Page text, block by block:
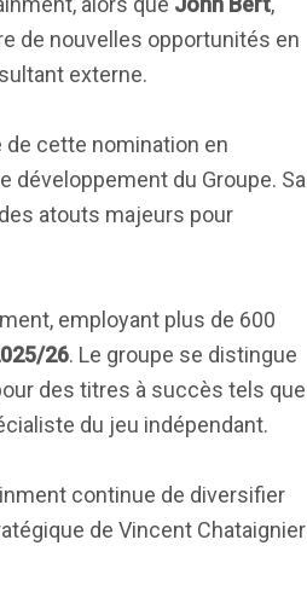
de nouvelles opportunités en
externe.
de cette nomination en
développement du Groupe. Sa
atouts majeurs pour
employant plus de 600
26. Le groupe se distingue
des titres à succès tels que
du jeu indépendant.
continue de diversifier
de Vincent Chataignier